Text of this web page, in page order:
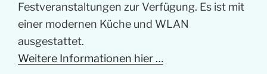
Festveranstaltungen zur Verfügung. Es ist mit
einer modernen Küche und WLAN
ausgestattet.
Weitere Informationen hier …